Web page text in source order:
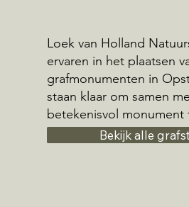
Loek van Holland
ervaren in het plaatsen
grafmonumenten in
staan klaar om samen
betekenisvol monument
Bekijk alle